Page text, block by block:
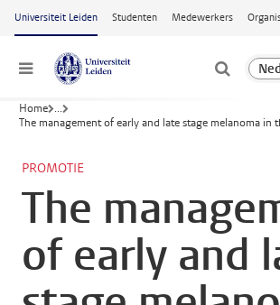
Ga naar hoofdinhoud
Universiteit Leiden Studenten Medewerkers
Menu
Home ...
The management of early and late stage melanoma in
PROMOTIE
The
of early and